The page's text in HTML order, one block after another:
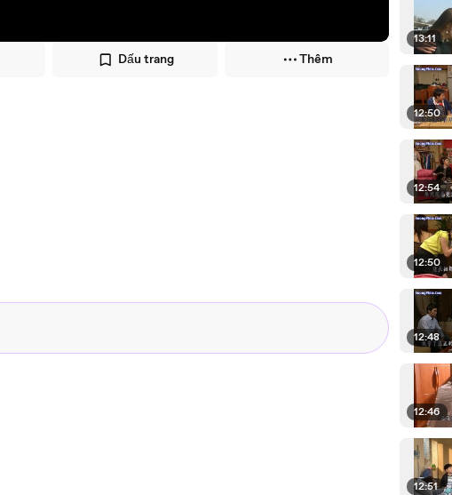
Dấu trang Thêm
13:11
12:50
12:54
12:50
12:48
12:46
12:51